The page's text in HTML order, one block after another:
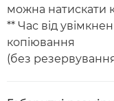
можна натискати
** Час від
копіювання
(без